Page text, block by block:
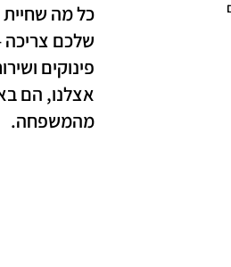
כל מה
שלכם צריכה
פינוקים
אצלנו, הם
מהמשפחה.